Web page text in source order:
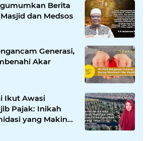
Berita
dan Medsos
Generasi,
Akar
Ikut Awasi
Pajak: Inikah
yang Makin